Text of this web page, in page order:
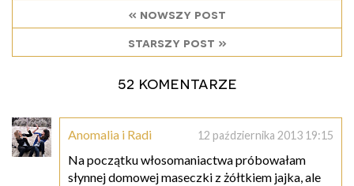
« nowszy post
starszy post »
52 komentarze
Anomalia i Radi 12 października 2013 19:15
Na początku włosomaniactwa próbowałam
słynnej domowej maseczki z żółtkiem jajka, ale